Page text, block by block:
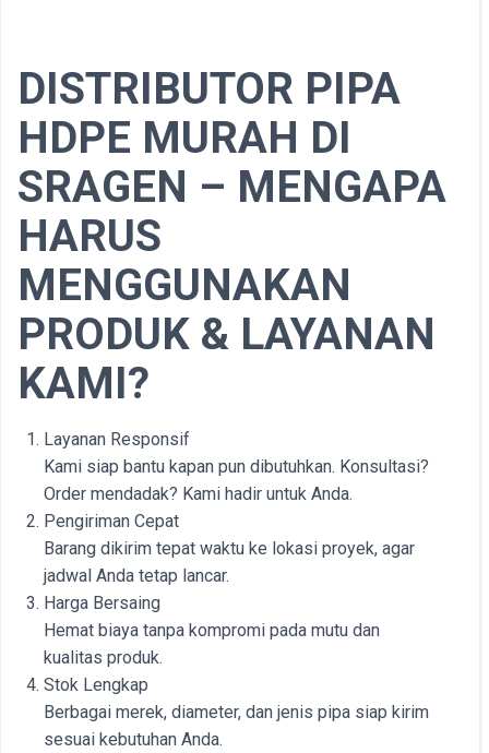
DISTRIBUTOR PIPA
HDPE MURAH DI
SRAGEN – MENGAPA
HARUS
MENGGUNAKAN
PRODUK & LAYANAN
KAMI?
Layanan Responsif
Kami siap bantu kapan pun dibutuhkan. Konsultasi?
Order mendadak? Kami hadir untuk Anda.
Pengiriman Cepat
Barang dikirim tepat waktu ke lokasi proyek, agar
jadwal Anda tetap lancar.
Harga Bersaing
Hemat biaya tanpa kompromi pada mutu dan
kualitas produk.
Stok Lengkap
Berbagai merek, diameter, dan jenis pipa siap kirim
sesuai kebutuhan Anda.